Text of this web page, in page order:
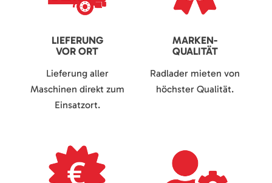
LIEFERUNG
VOR ORT
Lieferung aller
Maschinen direkt zum
Einsatzort.
MARKEN-
QUALITÄT
Radlader mieten von
höchster Qualität.